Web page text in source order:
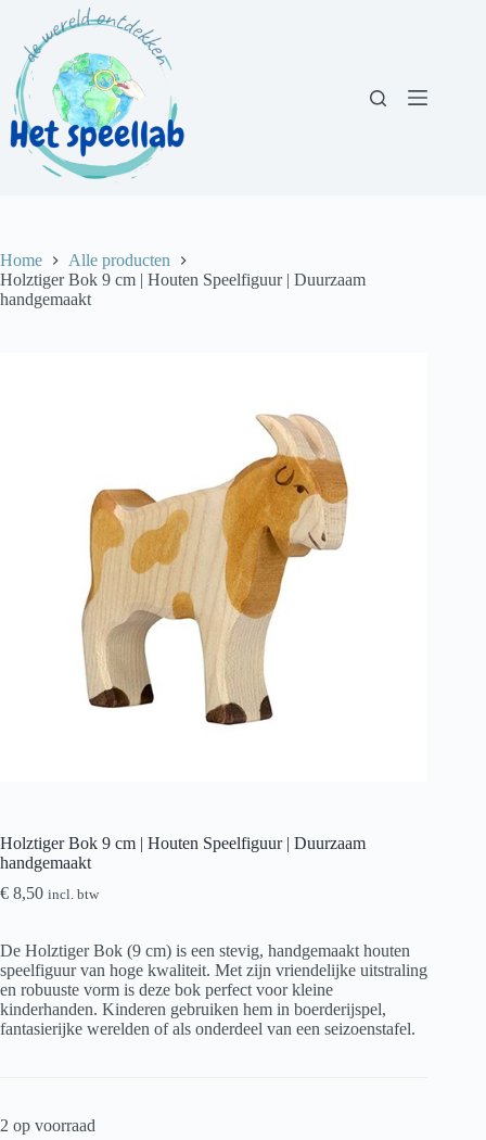
inhoud
Home
Alle producten
Holztiger Bok 9 cm | Houten Speelfiguur | Duurzaam
handgemaakt
Holztiger Bok 9 cm | Houten Speelfiguur | Duurzaam
handgemaakt
€ 8,50 incl. btw
De Holztiger Bok (9 cm) is een stevig, handgemaakt houten
speelfiguur van hoge kwaliteit. Met zijn vriendelijke uitstraling
en robuuste vorm is deze bok perfect voor kleine
kinderhanden. Kinderen gebruiken hem in boerderijspel,
fantasierijke werelden of als onderdeel van een seizoenstafel.
2 op voorraad